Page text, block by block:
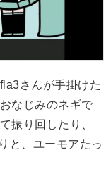
さんが手掛けた
なじみのネギで
振り回したり、
と、ユーモアたっ